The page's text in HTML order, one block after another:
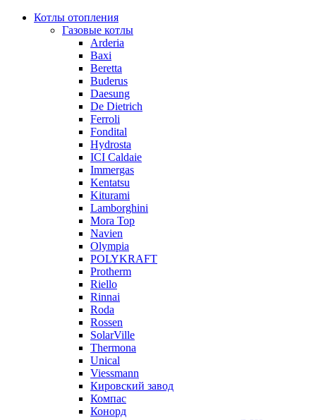
Котлы отопления
Газовые котлы
Arderia
Baxi
Beretta
Buderus
Daesung
De Dietrich
Ferroli
Fondital
Hydrosta
ICI Caldaie
Immergas
Kentatsu
Kiturami
Lamborghini
Mora Top
Navien
Olympia
POLYKRAFT
Protherm
Riello
Rinnai
Roda
Rossen
SolarVille
Thermona
Unical
Viessmann
Кировский завод
Компас
Конорд